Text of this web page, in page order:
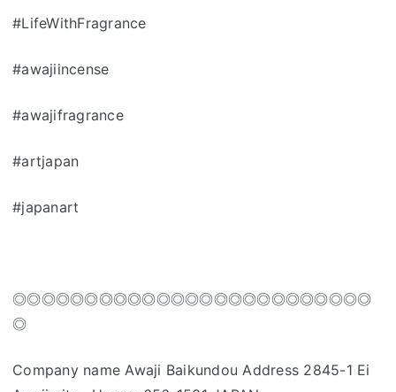
#LifeWithFragrance
#awajiincense
#awajifragrance
#artjapan
#japanart
◎◎◎◎◎◎◎◎◎◎◎◎◎◎◎◎◎◎◎◎◎◎◎◎◎
◎
Company name Awaji Baikundou Address 2845-1 Ei